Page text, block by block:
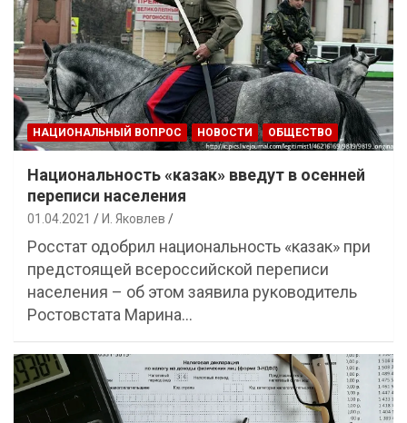
НАЦИОНАЛЬНЫЙ ВОПРОС НОВОСТИ ОБЩЕСТВО
Национальность «казак» введут в осенней
переписи населения
01.04.2021 И. Яковлев
Росстат одобрил национальность «казак» при
предстоящей всероссийской переписи
населения – об этом заявила руководитель
Ростовстата Марина…